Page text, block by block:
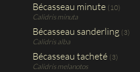
Bécasseau minute (10)
Calidris minuta
Bécasseau sanderling (3)
Calidris alba
Bécasseau tacheté (3)
Calidris melanotos